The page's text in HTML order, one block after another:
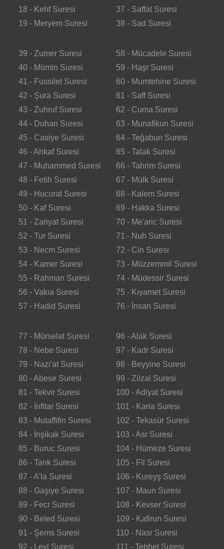
18 - Kehf Suresi
19 - Meryem Suresi
37 - Saffat Suresi
38 - Sad Suresi
39 - Zumer Suresi
40 - Mümin Suresi
41 - Fussilet Suresi
42 - Şura Suresi
43 - Zuhruf Suresi
44 - Duhan Suresi
45 - Casiye Suresi
46 - Ahkaf Suresi
47 - Muhammed Suresi
48 - Fetih Suresi
49 - Hucurat Suresi
50 - Kaf Suresi
51 - Zariyat Suresi
52 - Tur Suresi
53 - Necm Suresi
54 - Kamer Suresi
55 - Rahman Suresi
56 - Vakıa Suresi
57 - Hadid Suresi
58 - Mücadele Suresi
59 - Haşr Suresi
60 - Mumtehine Suresi
61 - Saff Suresi
62 - Cuma Suresi
63 - Munafikun Suresi
64 - Teğabun Suresi
65 - Talak Suresi
66 - Tahrim Suresi
67 - Mülk Suresi
68 - Kalem Suresi
69 - Hakka Suresi
70 - Me'aric Suresi
71 - Nuh Suresi
72 - Cin Suresi
73 - Müzzemmil Suresi
74 - Müdessir Suresi
75 - Kıyamet Suresi
76 - İnsan Suresi
77 - Mürselat Suresi
78 - Nebe Suresi
79 - Nazi'at Suresi
80 - Abese Suresi
81 - Tekvir Suresi
82 - İnfitar Suresi
83 - Mutaffifin Suresi
84 - İnşikak Suresi
85 - Buruc Suresi
86 - Tarık Suresi
87 - A'la Suresi
88 - Gaşiye Suresi
89 - Fecr Suresi
90 - Beled Suresi
91 - Şems Suresi
92 - Leyl Suresi
96 - Alak Suresi
97 - Kadr Suresi
98 - Beyyine Suresi
99 - Zilzal Suresi
100 - Adiyat Suresi
101 - Karia Suresi
102 - Tekasür Suresi
103 - Asr Suresi
104 - Hümeze Suresi
105 - Fil Suresi
106 - Kureyş Suresi
107 - Maun Suresi
108 - Kevser Suresi
109 - Kafirun Suresi
110 - Nasr Suresi
111 - Tebbet Suresi